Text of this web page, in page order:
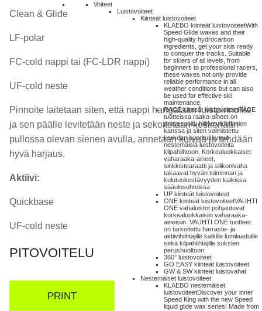
Voiteet
Luistovoiteet
Kiinteät luistovoiteet
KLAEBO kiinteät luistovoiteetWith
Speed Glide waxes and their
high-quality hydrocarbon
ingredients, get your skis ready
to conquer the tracks. Suitable
for skiers of all levels, from
beginners to professional racers,
these waxes not only provide
reliable performance in all
weather conditions but can also
be used for effective ski
maintenance.
RACE kiinteät luistovoiteetRACE
tuotteissa raaka-aineet on
prosessoitu hiilivetyliuottimien
kanssa ja siten valmistettu
korkean suorituskyvyn
nestemäisiä luistovoiteita
kilpahiihtoon. Korkealuokkaiset
vaharaaka-aineet,
sinkkistearaatti ja silikonivaha
takaavat hyvän toiminnan ja
kulutuskestävyyden kaikissa
sääolosuhteissa
UP kiinteät luistovoiteet
ONE kiinteät luistovoiteetVAUHTI
ONE vahaluistot pohjautuvat
korkealuokkaisiin vaharaaka-
aineisiin. VAUHTI ONE tuotteet
on tarkoitettu harraste- ja
aktiivihiihtäjille kaikille lumilaaduille
sekä kilpahiihtäjille suksien
perushuoltoon.
360° luistovoiteet
GO EASY kiinteät luistovoiteet
GW & SW kiinteät luistovahat
Nestemäiset luistovoiteet
KLAEBO nestemäiset
luistovoiteetDiscover your inner
Speed King with the new Speed
liquid glide wax series! Made from
Clean & Glide
LF-polar
FC-cold nappi tai (FC-LDR nappi)
UF-cold neste
Pinnoite laitetaan siten, että nappi hangataan luistpinnoille
ja sen päälle levitetään neste ja sekoitetaan keskenään
pullossa olevan sienen avulla, annetaan kuivua ja tehdään
hyvä harjaus.
Aktiivi:
Quickbase
UF-cold neste
PITOVOITELU
PRINT